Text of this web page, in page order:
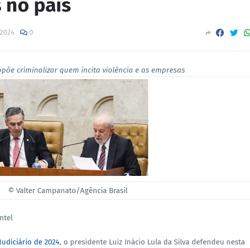
no país
0
criminalizar quem incita violência e as empresas
© Valter Campanato/Agência Brasil
de 2024, o presidente Luiz Inácio Lula da Silva defendeu nesta